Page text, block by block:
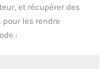
et récupérer des
les rendre
: